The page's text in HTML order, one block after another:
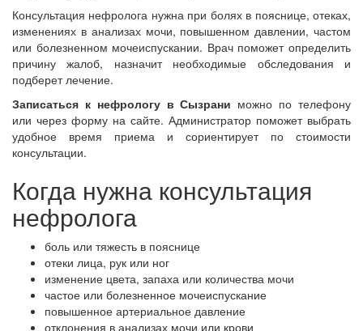
Консультация нефролога нужна при болях в пояснице, отеках,
изменениях в анализах мочи, повышенном давлении, частом
или болезненном мочеиспускании. Врач поможет определить
причину жалоб, назначит необходимые обследования и
подберет лечение.
Записаться к нефрологу в Сызрани можно по телефону
или через форму на сайте. Администратор поможет выбрать
удобное время приема и сориентирует по стоимости
консультации.
Когда нужна консультация
нефролога
боль или тяжесть в пояснице
отеки лица, рук или ног
изменение цвета, запаха или количества мочи
частое или болезненное мочеиспускание
повышенное артериальное давление
отклонения в анализах мочи или крови